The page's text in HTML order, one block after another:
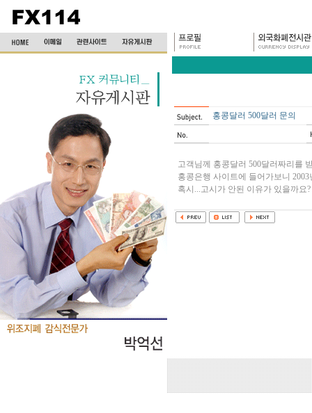
홍콩달러 500달러 문의
고객님께 홍콩달러 500달러짜리를
홍콩은행 사이트에 들어가보니
혹시...고시가 안된 이유가 있을까요?